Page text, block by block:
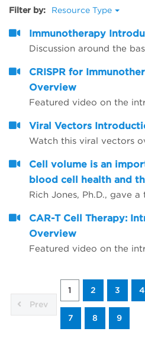
Filter by: Resource Type
Immunotherapy
CRISPR for
Overview
Viral Vectors
Cell volume is an
blood cell health and
CAR-T Cell Therapy:
Overview
Prev
1 2 3 4
7 8 9